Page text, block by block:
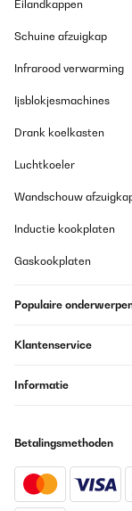
Beast Of A
I already had a
to my bedroom
but perfect for
I now recently
BTU Portable
28°C to 22°C
- On High @
- On Sleep
- Serious
problem_
abroad_
- Drainage is
- Hose is short
full)
- Klarstein’s
Eilandkappen
Schuine afzuigkap
Infrarood verwarming
Ijsblokjesmachines
Drank koelkasten
Luchtkoeler
Wandschouw
Inductie kookplaten
Gaskookplaten
Populaire
Klantenservice
Informatie
Betalingsmethoden